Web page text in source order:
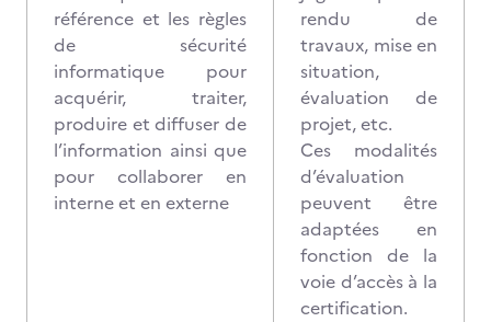
référence et les règles
de sécurité
informatique pour
acquérir, traiter,
produire et diffuser de
l’information ainsi que
pour collaborer en
interne et en externe
rendu de
travaux, mise en
situation,
évaluation de
projet, etc.
Ces modalités
d’évaluation
peuvent être
adaptées en
fonction de la
voie d’accès à la
certification.